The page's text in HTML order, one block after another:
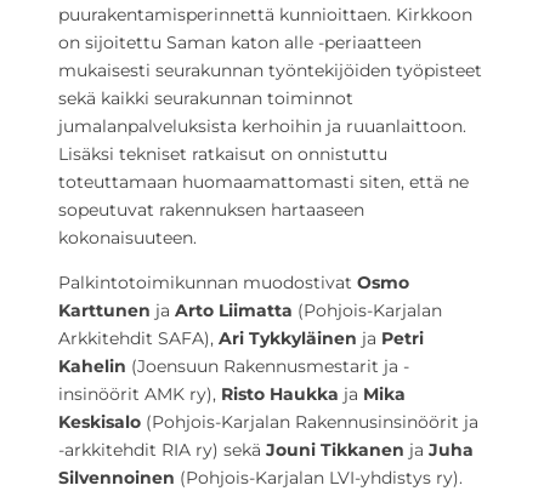
puurakentamisperinnettä kunnioittaen. Kirkkoon
on sijoitettu Saman katon alle -periaatteen
mukaisesti seurakunnan työntekijöiden työpisteet
sekä kaikki seurakunnan toiminnot
jumalanpalveluksista kerhoihin ja ruuanlaittoon.
Lisäksi tekniset ratkaisut on onnistuttu
toteuttamaan huomaamattomasti siten, että ne
sopeutuvat rakennuksen hartaaseen
kokonaisuuteen.
Palkintotoimikunnan muodostivat Osmo
Karttunen ja Arto Liimatta (Pohjois-Karjalan
Arkkitehdit SAFA), Ari Tykkyläinen ja Petri
Kahelin (Joensuun Rakennusmestarit ja -
insinöörit AMK ry), Risto Haukka ja Mika
Keskisalo (Pohjois-Karjalan Rakennusinsinöörit ja
-arkkitehdit RIA ry) sekä Jouni Tikkanen ja Juha
Silvennoinen (Pohjois-Karjalan LVI-yhdistys ry).